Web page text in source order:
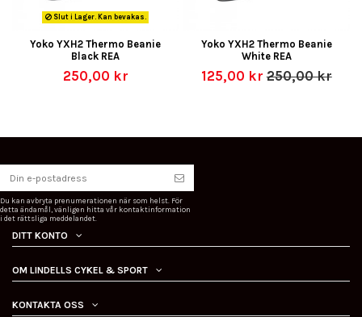
Slut i Lager. Kan bevakas.
Yoko YXH2 Thermo Beanie
Black REA
250,00 kr
Yoko YXH2 Thermo Beanie
White REA
125,00 kr250,00 kr
Du kan avbryta prenumerationen när som helst. För
detta ändamål, vänligen hitta vår kontaktinformation
i det rättsliga meddelandet.
DITT KONTO
OM LINDELLS CYKEL & SPORT
KONTAKTA OSS